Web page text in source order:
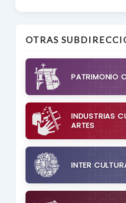
OTRAS
PATRIMONIO
INDUSTRIAS
ARTES
INTER